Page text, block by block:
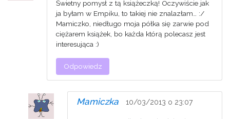
Świetny pomysł z tą książeczką! Oczywiście jak
ja byłam w Empiku, to takiej nie znalazłam… :/
Mamiczko, niedługo moja półka się zarwie pod
ciężarem książek, bo każda którą polecasz jest
interesująca :)
Odpowiedz
Mamiczka 10/03/2013 o 23:07